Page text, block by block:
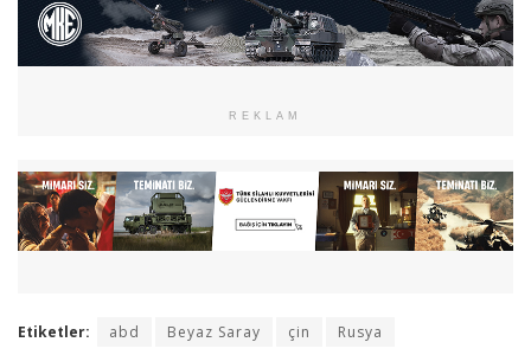
REKLAM
Etiketler: abd Beyaz Saray çin Rusya